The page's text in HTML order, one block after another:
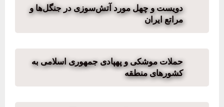
دویست و چهل مورد آتش‌سوزی در جنگل‌ها و
مراتع ایران
حملات موشکی و پهپادی جمهوری اسلامی به
کشورهای منطقه